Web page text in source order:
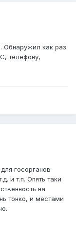
Обнаружил как раз
телефону,
госорганов
и т.п. Опять таки
на
тонко, и местами